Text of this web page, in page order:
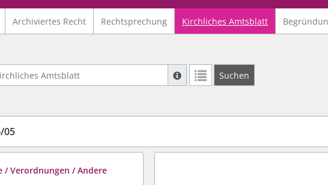
Archiviertes Recht Rechtsprechung Kirchliches Amtsblatt
Amtsblatt
Suche mit Platzhalter "*", Bsp.
Suchen
05
/ Verordnungen / Andere